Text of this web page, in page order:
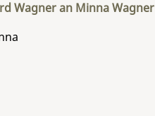
Wagner an Minna Wagner